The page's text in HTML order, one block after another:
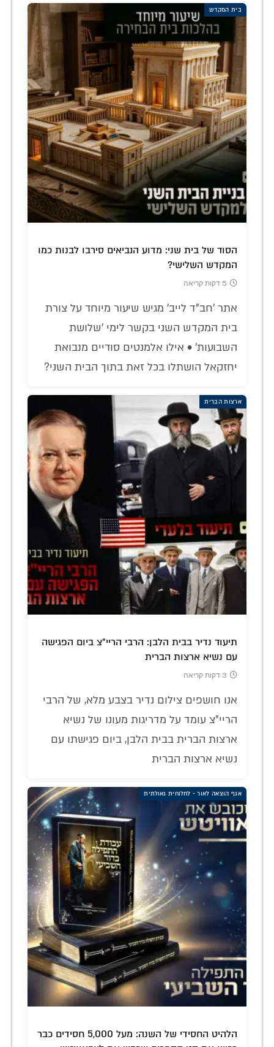
בית המקדש
הסוד של בית שני: מדוע הנביאים סירבו לבנות כמו
המקדש השלישי?
5 דקות קריאה
אתר 'חב"ד לייב' מגיש שיעור מיוחד על צורת
בית המקדש השני בקשר לימי 'שלושת
השבועות' • אילו אלמנטים סודיים מנבואת
יחזקאל הושתלו בכל זאת בתוך הבית השני?
ארצות הברית
תיעוד נדיר בבית הלבן: הרבי הריי"צ ביום הפגישה
עם נשיא ארצות הברית
3 דקות קריאה
אנו חושפים צילום נדיר בצבע מלא, של הרבי
הריי"צ עומד על מדריגות מעונו של נשיא
ארצות הברית בבית הלבן, ביום פגישתו עם
נשיא ארצות הברית
אגף הוצאה לאור - לחלוחית גאולתית
הלהיט החסידי של השנה: מעל 5,000 חסידים כבר